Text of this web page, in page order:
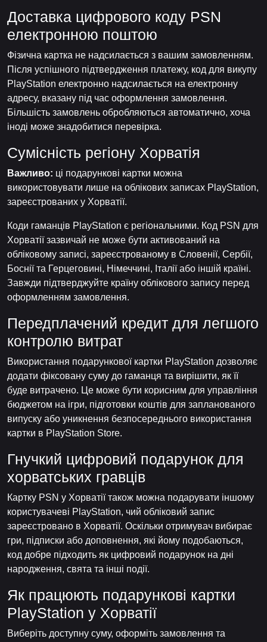
Доставка цифрового коду PSN
електронною поштою
Фізична картка не надсилається з вашим замовленням.
Після успішного підтвердження платежу, код для викупу
PlayStation електронно надсилається на електронну
адресу, вказану під час оформлення замовлення.
Більшість замовлень обробляються автоматично, хоча
іноді може знадобитися перевірка.
Сумісність регіону Хорватія
Важливо: ці подарункові картки можна
використовувати лише на облікових записах PlayStation,
зареєстрованих у Хорватії.
Коди гаманців PlayStation є регіональними. Код PSN для
Хорватії зазвичай не може бути активований на
обліковому записі, зареєстрованому в Словенії, Сербії,
Боснії та Герцеговині, Німеччині, Італії або іншій країні.
Завжди підтверджуйте країну облікового запису перед
оформленням замовлення.
Передплачений кредит для легшого
контролю витрат
Використання подарункової картки PlayStation дозволяє
додати фіксовану суму до гаманця та вирішити, як її
буде витрачено. Це може бути корисним для управління
бюджетом на ігри, підготовки коштів для запланованого
випуску або уникнення безпосереднього використання
картки в PlayStation Store.
Гнучкий цифровий подарунок для
хорватських гравців
Картку PSN у Хорватії також можна подарувати іншому
користувачеві PlayStation, чий обліковий запис
зареєстровано в Хорватії. Оскільки отримувач вибирає
гри, підписки або доповнення, які йому подобаються,
код добре підходить як цифровий подарунок на дні
народження, свята та інші події.
Як працюють подарункові картки
PlayStation у Хорватії
Виберіть доступну суму, оформіть замовлення та